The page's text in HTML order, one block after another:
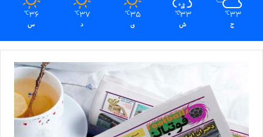
33
℃
ج
33
℃
ش
35
℃
ی
37
℃
د
36
℃
س